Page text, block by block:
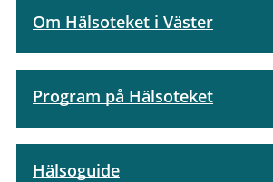
Om Hälsoteket i Väster
Program på Hälsoteket
Hälsoguide